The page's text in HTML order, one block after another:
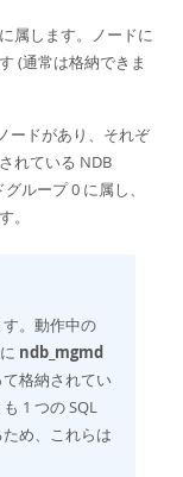
属します。ノードに
(通常は格納できま
ードがあり、それぞ
れている NDB
ループ 0 に属し、
。
。動作中の
ndb_mgmd
格納されてい
1 つの SQL
め、これらは